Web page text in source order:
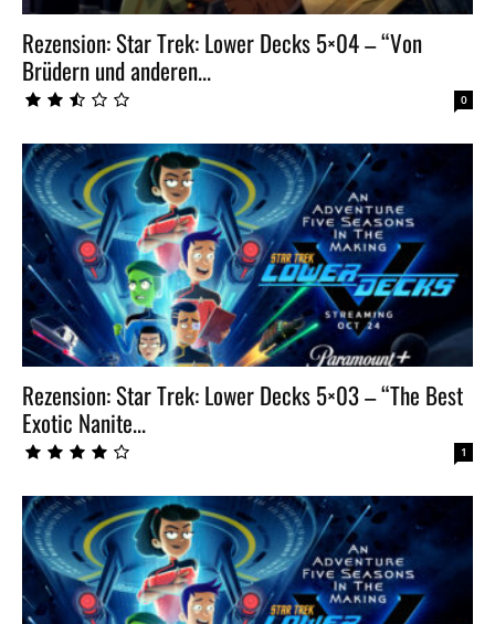
Rezension: Star Trek: Lower Decks 5×04 – “Von
Brüdern und anderen...
0
Rezension: Star Trek: Lower Decks 5×03 – “The Best
Exotic Nanite...
1